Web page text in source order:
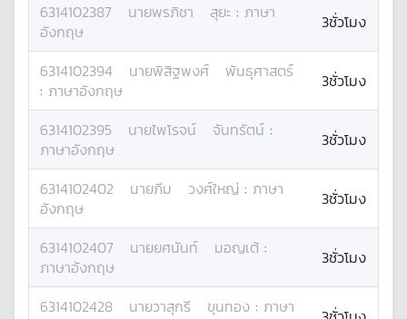
6314102387 นายพรภิชา สุยะ : ภาษา
อังกฤษ
3ชั่วโมง
6314102394 นายพิสิฐพงศ์
พันธุศาสตร์
: ภาษาอังกฤษ 3ชั่วโมง
6314102395 นายไพโรจน์ จันทรัตน์ :
ภาษาอังกฤษ
3ชั่วโมง
6314102402 นายภีม วงศ์ใหญ่ : ภาษา
อังกฤษ
3ชั่วโมง
6314102407 นายยศนันท์ มอญเต้ :
ภาษาอังกฤษ
3ชั่วโมง
6314102428 นายวาสุกรี ขุนทอง : ภาษา